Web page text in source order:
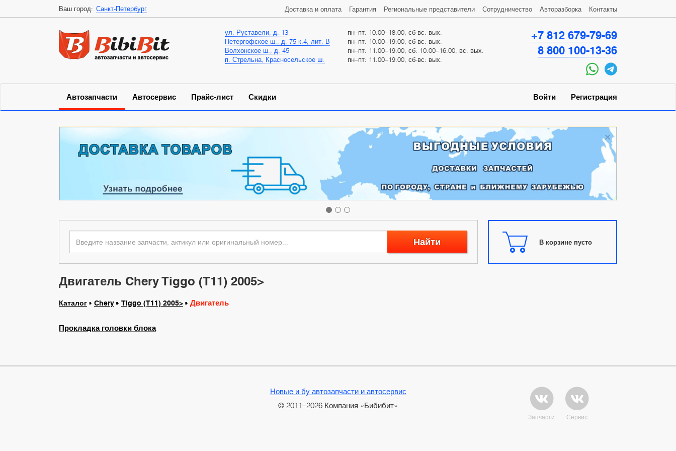
Ваш город: Санкт-Петербург
ул. Руставели, д. 13
пн–пт: 10.00–18.00, сб-вс: вых.
Петергофское ш., д. 75 к.4, лит. В
пн–пт: 10.00–19.00, сб-вс: вых.
Волхонское ш., д. 45
пн–пт: 11.00–19.00, сб: 10.00–16.00, вс: вых.
п. Стрельна, Красносельское ш.
пн–пт: 11.00–19.00, сб-вс: вых.
+7 812 679-79-69
8 800 100-13-36
Автозапчасти Автосервис Прайс-лист Скидки
Доставка и оплата Гарантия Региональные представители Сотрудничество Авторазборка Контакты
Войти Регистрация
×
Найти В корзине пусто
Двигатель Chery Tiggo (T11) 2005>
Каталог Chery Tiggo (T11) 2005> Двигатель
Прокладка головки блока
Новые и бу автозапчасти и автосервис
© 2011–2026 Компания «Бибибит»
Запчасти Сервис